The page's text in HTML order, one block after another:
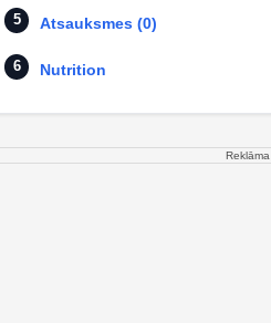
Atsauksmes (0)
Nutrition
Reklāma